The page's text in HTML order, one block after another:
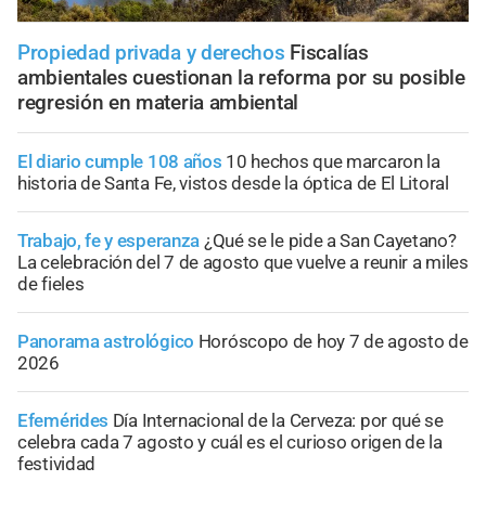
Propiedad privada y derechos Fiscalías
ambientales cuestionan la reforma por su posible
regresión en materia ambiental
El diario cumple 108 años 10 hechos que marcaron la
historia de Santa Fe, vistos desde la óptica de El Litoral
Trabajo, fe y esperanza ¿Qué se le pide a San Cayetano?
La celebración del 7 de agosto que vuelve a reunir a miles
de fieles
Panorama astrológico Horóscopo de hoy 7 de agosto de
2026
Efemérides Día Internacional de la Cerveza: por qué se
celebra cada 7 agosto y cuál es el curioso origen de la
festividad